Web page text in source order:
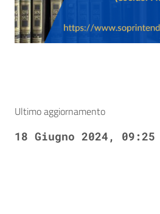
Ultimo aggiornamento
18 Giugno 2024, 09:25